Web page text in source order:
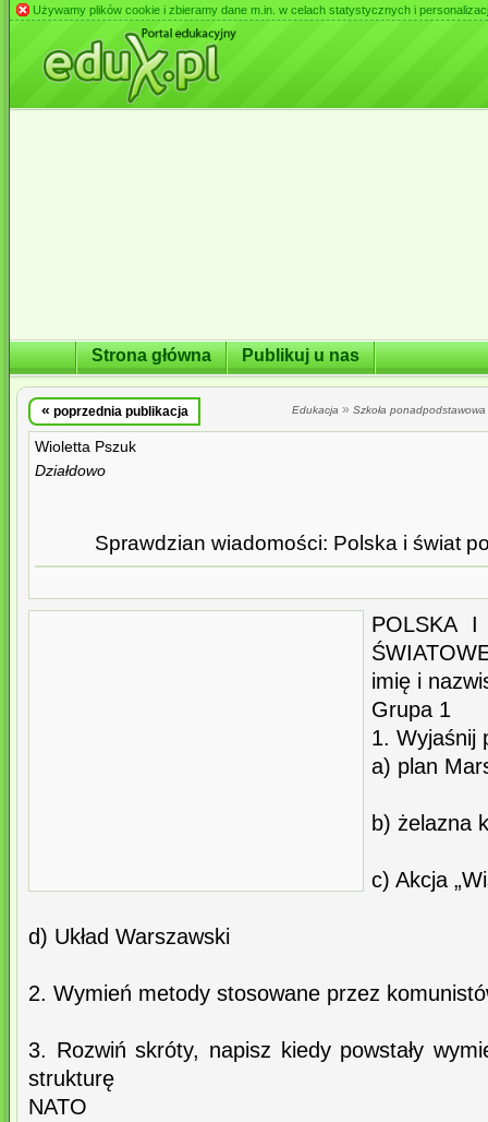
Używamy plików cookie i zbieramy dane m.in. w celach statystycznych i
Strona główna Publikuj u nas
« poprzednia publikacja Edukacja » Szkoła ponadpodstawowa
Wioletta Pszuk
Działdowo
Sprawdzian wiadomości: Polska i świat
POLSKA
imię i
Grupa 1
1. Wyjaśnij
a) plan
b) żelazna
c) Akcja
d) Układ Warszawski
2. Wymień metody stosowane przez
3. Rozwiń skróty, napisz kiedy powstały
strukturę
NATO